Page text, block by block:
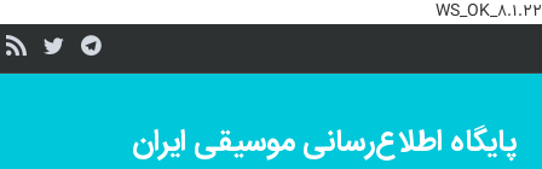
WS_OK_8.1.22
پایگاه اطلاع‌رسانی موسیقی ایران